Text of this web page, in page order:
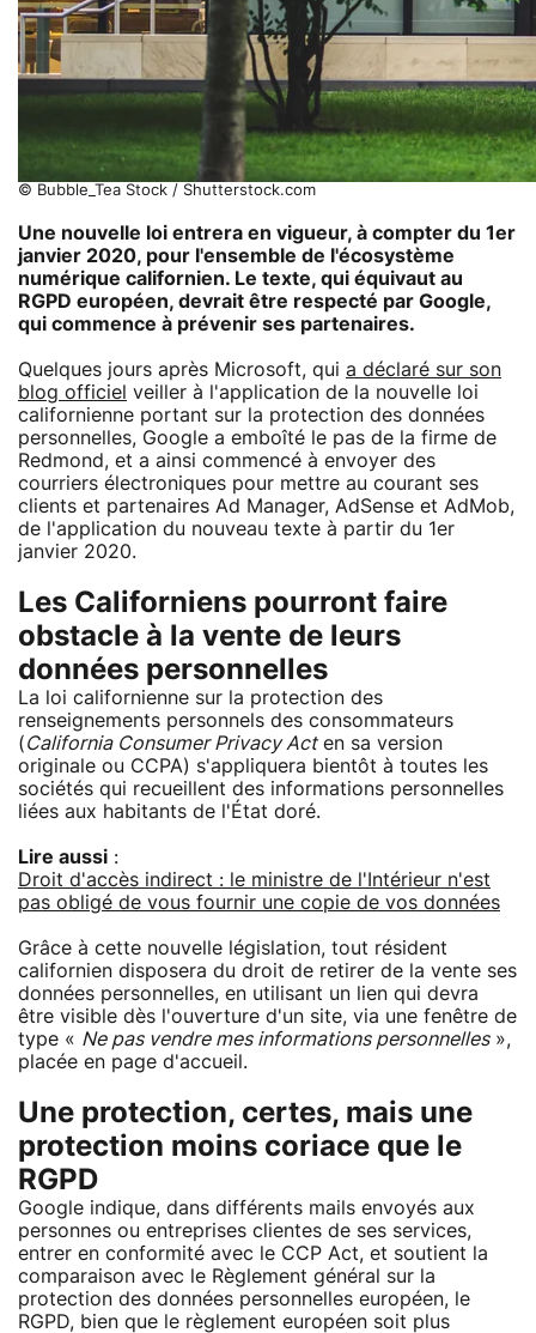
© Bubble_Tea Stock / Shutterstock.com
Une nouvelle loi entrera en vigueur, à compter du 1er
janvier 2020, pour l'ensemble de l'écosystème
numérique californien. Le texte, qui équivaut au
RGPD européen, devrait être respecté par Google,
qui commence à prévenir ses partenaires.
Quelques jours après Microsoft, qui a déclaré sur son
blog officiel veiller à l'application de la nouvelle loi
californienne portant sur la protection des données
personnelles, Google a emboîté le pas de la firme de
Redmond, et a ainsi commencé à envoyer des
courriers électroniques pour mettre au courant ses
clients et partenaires Ad Manager, AdSense et AdMob,
de l'application du nouveau texte à partir du 1er
janvier 2020.
Les Californiens pourront faire
obstacle à la vente de leurs
données personnelles
La loi californienne sur la protection des
renseignements personnels des consommateurs
(California Consumer Privacy Acten sa version
originale ou CCPA) s'appliquera bientôt à toutes les
sociétés qui recueillent des informations personnelles
liées aux habitants de l'État doré.
Lire aussi :
Droit d'accès indirect : le ministre de l'Intérieur n'est
pas obligé de vous fournir une copie de vos données
Grâce à cette nouvelle législation, tout résident
californien disposera du droit de retirer de la vente ses
données personnelles, en utilisant un lien qui devra
être visible dès l'ouverture d'un site, via une fenêtre de
type « Ne pas vendre mes informations personnelles»,
placée en page d'accueil.
Une protection, certes, mais une
protection moins coriace que le
RGPD
Google indique, dans différents mails envoyés aux
personnes ou entreprises clientes de ses services,
entrer en conformité avec le CCP Act, et soutient la
comparaison avec le Règlement général sur la
protection des données personnelles européen, le
RGPD, bien que le règlement européen soit plus